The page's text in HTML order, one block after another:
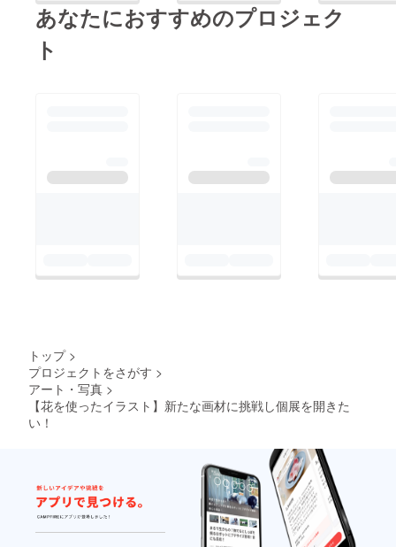
あなたにおすすめのプロジェク
ト
トップ >
プロジェクトをさがす >
アート・写真 >
【花を使ったイラスト】新たな画材に挑戦し個展を開きた
い！